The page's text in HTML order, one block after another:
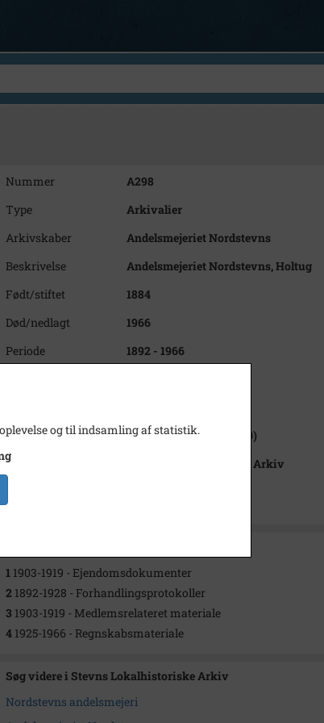
Nummer
A298
Type
Arkivalier
Arkivskaber
Andelsmejeriet Nordstevns
Beskrivelse
Andelsmejeriet Nordstevns, Holtug
Født/stiftet
1884
Død/nedlagt
1966
Periode
1892 - 1966
Enhed
Holtug Sogn (1000-2050)
Arkiv
Stevns Lokalhistoriske Arkiv
1 1903-1919 - Ejendomsdokumenter
2 1892-1928 - Forhandlingsprotokoller
3 1903-1919 - Medlemsrelateret materiale
4 1925-1966 - Regnskabsmateriale
Søg videre i Stevns Lokalhistoriske Arkiv
Nordstevns andelsmejeri
og til indsamling af statistik.